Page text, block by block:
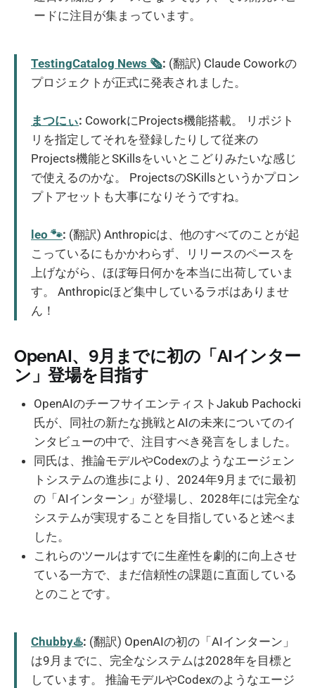
ードに注目が集まっています。
TestingCatalog News 🗞: (翻訳) Claude Coworkの
プロジェクトが正式に発表されました。
まつにぃ: CoworkにProjects機能搭載。 リポジト
リを指定してそれを登録したりして従来の
Projects機能とSKillsをいいとこどりみたいな感じ
で使えるのかな。 ProjectsのSKillsというかプロン
プトアセットも大事になりそうですね。
leo 🐾: (翻訳) Anthropicは、他のすべてのことが起
こっているにもかかわらず、リリースのペースを
上げながら、ほぼ毎日何かを本当に出荷していま
す。 Anthropicほど集中しているラボはありませ
ん！
OpenAI、9月までに初の「AIインター
ン」登場を目指す
OpenAIのチーフサイエンティストJakub Pachocki
氏が、同社の新たな挑戦とAIの未来についてのイ
ンタビューの中で、注目すべき発言をしました。
同氏は、推論モデルやCodexのようなエージェン
トシステムの進歩により、2024年9月までに最初
の「AIインターン」が登場し、2028年には完全な
システムが実現することを目指していると述べま
した。
これらのツールはすでに生産性を劇的に向上させ
ている一方で、まだ信頼性の課題に直面している
とのことです。
Chubby♨️: (翻訳) OpenAIの初の「AIインターン」
は9月までに、完全なシステムは2028年を目標と
しています。 推論モデルやCodexのようなエージ